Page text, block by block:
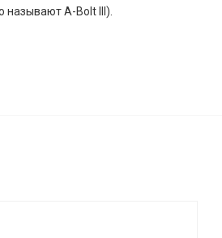
называют A-Bolt III).